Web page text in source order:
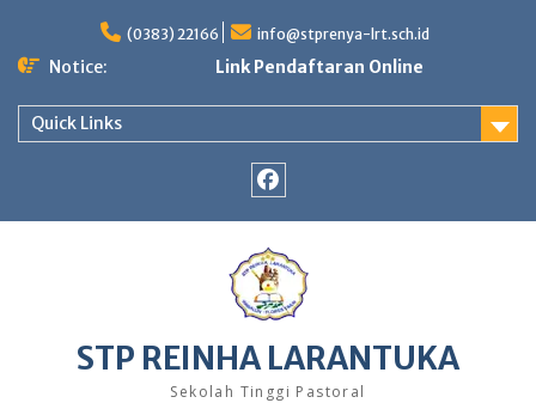
(0383) 22166 info@stprenya-lrt.sch.id
Notice: Link Pendaftaran Online
Quick Links
STP REINHA LARANTUKA
Sekolah Tinggi Pastoral